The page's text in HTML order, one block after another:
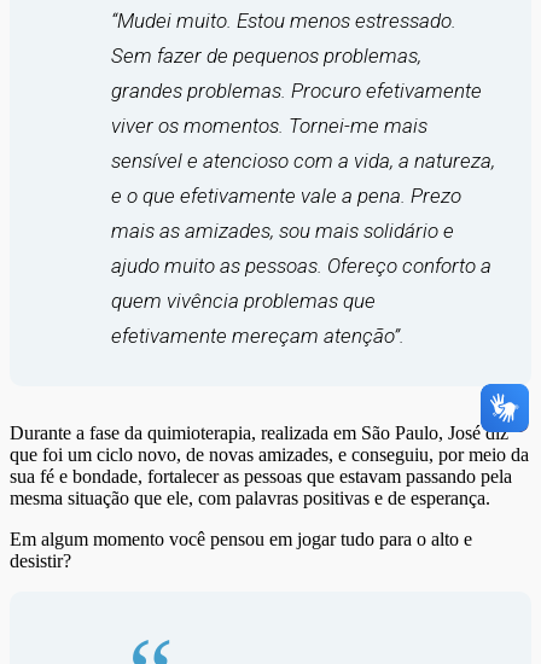
“Mudei muito. Estou menos estressado.
Sem fazer de pequenos problemas,
grandes problemas. Procuro efetivamente
viver os momentos. Tornei-me mais
sensível e atencioso com a vida, a natureza,
e o que efetivamente vale a pena. Prezo
mais as amizades, sou mais solidário e
ajudo muito as pessoas. Ofereço conforto a
quem vivência problemas que
efetivamente mereçam atenção”.
Durante a fase da quimioterapia, realizada em São Paulo, José diz
que foi um ciclo novo, de novas amizades, e conseguiu, por meio da
sua fé e bondade, fortalecer as pessoas que estavam passando pela
mesma situação que ele, com palavras positivas e de esperança.
Em algum momento você pensou em jogar tudo para o alto e
desistir?